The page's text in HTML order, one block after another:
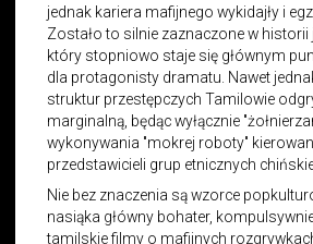
jednak kariera mafijnego wykidajły i
Zostało to silnie zaznaczone w historii
który stopniowo staje się głównym
dla protagonisty dramatu. Nawet
struktur przestępczych Tamilowie
marginalną, będąc wyłącznie
wykonywania "mokrej roboty"
przedstawicieli grup etnicznych
Nie bez znaczenia są wzorce
nasiąka główny bohater,
tamilskie filmy o mafijnych